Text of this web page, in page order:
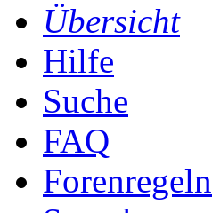
Übersicht
Hilfe
Suche
FAQ
Forenregeln